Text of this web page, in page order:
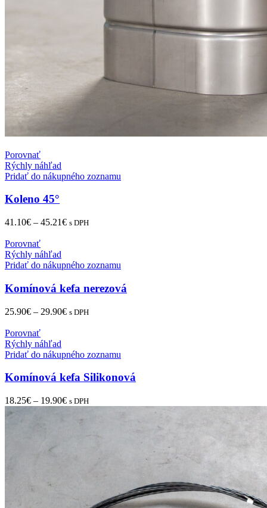
Porovnať
Rýchly náhľad
Pridať do nákupného zoznamu
Koleno 45°
41.10€ – 45.21€ s DPH
Porovnať
Rýchly náhľad
Pridať do nákupného zoznamu
Komínová kefa nerezová
25.90€ – 29.90€ s DPH
Porovnať
Rýchly náhľad
Pridať do nákupného zoznamu
Komínová kefa Silikonová
18.25€ – 19.90€ s DPH